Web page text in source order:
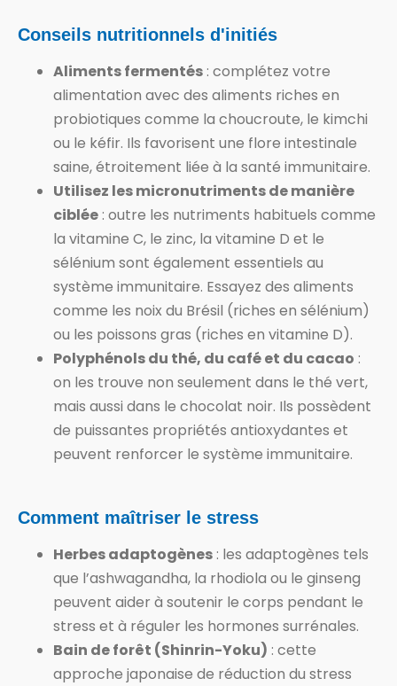
Conseils nutritionnels d'initiés
Aliments fermentés : complétez votre
alimentation avec des aliments riches en
probiotiques comme la choucroute, le kimchi
ou le kéfir. Ils favorisent une flore intestinale
saine, étroitement liée à la santé immunitaire.
Utilisez les micronutriments de manière
ciblée : outre les nutriments habituels comme
la vitamine C, le zinc, la vitamine D et le
sélénium sont également essentiels au
système immunitaire. Essayez des aliments
comme les noix du Brésil (riches en sélénium)
ou les poissons gras (riches en vitamine D).
Polyphénols du thé, du café et du cacao :
on les trouve non seulement dans le thé vert,
mais aussi dans le chocolat noir. Ils possèdent
de puissantes propriétés antioxydantes et
peuvent renforcer le système immunitaire.
Comment maîtriser le stress
Herbes adaptogènes : les adaptogènes tels
que l’ashwagandha, la rhodiola ou le ginseng
peuvent aider à soutenir le corps pendant le
stress et à réguler les hormones surrénales.
Bain de forêt (Shinrin-Yoku) : cette
approche japonaise de réduction du stress